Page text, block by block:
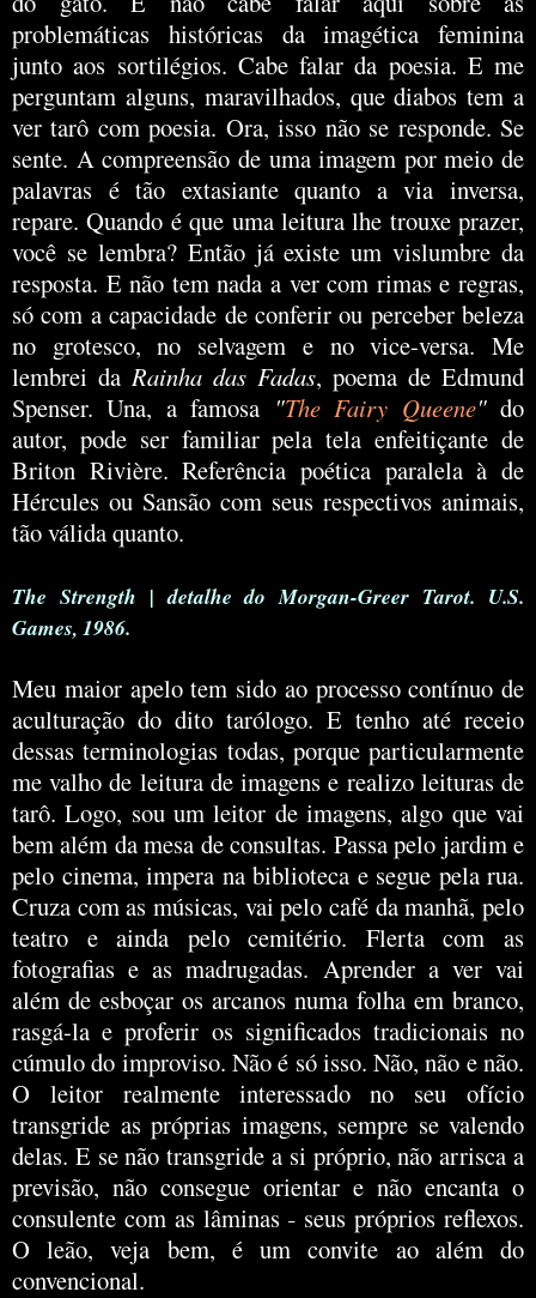
problemáticas históricas da imagética feminina
junto aos sortilégios. Cabe falar da poesia. E me
perguntam alguns, maravilhados, que diabos tem a
ver tarô com poesia. Ora, isso não se responde. Se
sente. A compreensão de uma imagem por meio de
palavras é tão extasiante quanto a via inversa,
repare. Quando é que uma leitura lhe trouxe prazer,
você se lembra? Então já existe um vislumbre da
resposta. E não tem nada a ver com rimas e regras,
só com a capacidade de conferir ou perceber beleza
no grotesco, no selvagem e no vice-versa. Me
lembrei daRainha das Fadas, poema de Edmund
Spenser. Una, a famosa "The Fairy Queene"do
autor, pode ser familiar pela tela enfeitiçante de
Briton Rivière. Referência poética paralela à de
Hércules ou Sansão com seus respectivos animais,
tão válida quanto.
The Strength | detalhe do Morgan-Greer Tarot. U.S.
Games, 1986.
Meu maior apelo tem sido ao processo contínuo de
aculturação do dito tarólogo. E tenho até receio
dessas terminologias todas, porque particularmente
me valho de leitura de imagens e realizo leituras de
tarô. Logo, sou um leitor de imagens, algo que vai
bem além da mesa de consultas. Passa pelo jardim e
pelo cinema, impera na biblioteca e segue pela rua.
Cruza com as músicas, vai pelo café da manhã, pelo
teatro e ainda pelo cemitério. Flerta com as
fotografias e as madrugadas. Aprender a ver vai
além de esboçar os arcanos numa folha em branco,
rasgá-la e proferir os significados tradicionais no
cúmulo do improviso. Não é só isso. Não, não e não.
O leitor realmente interessado no seu ofício
transgride as próprias imagens, sempre se valendo
delas. E se não transgride a si próprio, não arrisca a
previsão, não consegue orientar e não encanta o
consulente com as lâminas – seus próprios reflexos.
O leão, veja bem, é um convite ao além do
convencional.